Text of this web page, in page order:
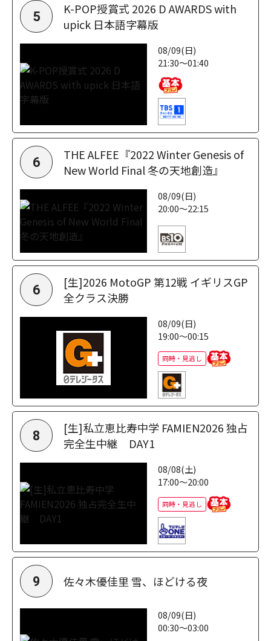
5
K-POP授賞式 2026 D AWARDS with
upick 日本語字幕版
08/09(日)
21:30～01:40
6
THE ALFEE『2022 Winter Genesis of
New World Final 冬の天地創造』
08/09(日)
20:00～22:15
6
[生]2026 MotoGP 第12戦 イギリスGP
全クラス決勝
08/09(日)
19:00～00:15
同時・見逃し
8
[生]私立恵比寿中学 FAMIEN2026 独占
完全生中継 DAY1
08/08(土)
17:00～20:00
同時・見逃し
9 佐々木優佳里 雪、ほどける夜
08/09(日)
00:30～03:00